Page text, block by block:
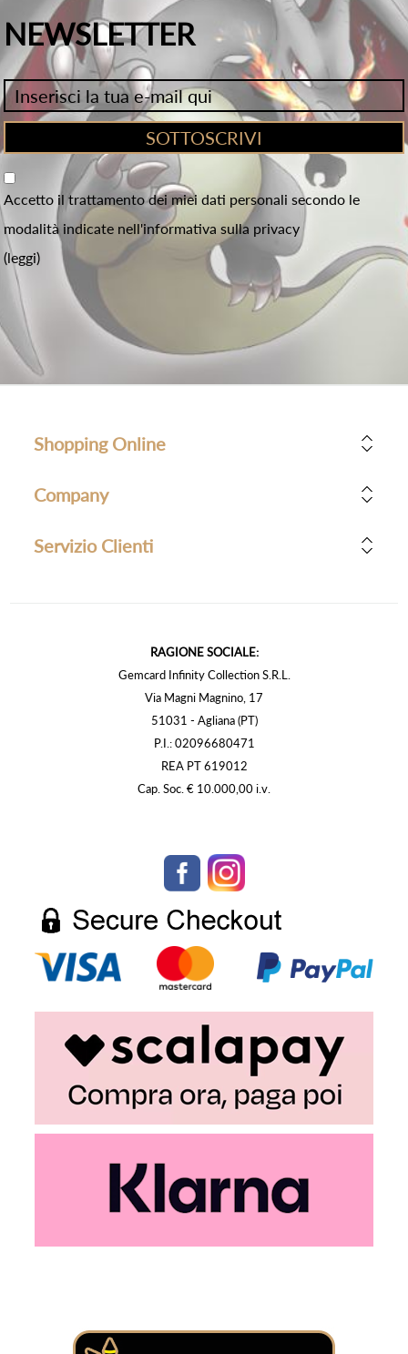
NEWSLETTER
Accetto il trattamento dei miei dati personali secondo le
modalità indicate nell'informativa sulla privacy
(leggi)
Shopping Online
Company
Servizio Clienti
RAGIONE SOCIALE:
Gemcard Infinity Collection S.R.L.
Via Magni Magnino, 17
51031 - Agliana (PT)
P.I.: 02096680471
REA PT 619012
Cap. Soc. € 10.000,00 i.v.